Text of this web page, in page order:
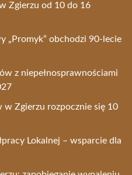
Zgierzu od 10 do 16
„Promyk” obchodzi 90-lecie
z niepełnosprawnościami
w Zgierzu rozpocznie się 10
Lokalnej – wsparcie dla